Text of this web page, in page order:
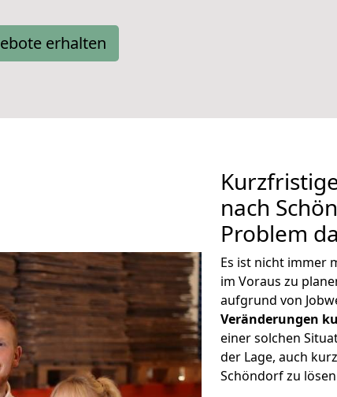
erhalten
nach
Problem
Es ist nicht immer
im Voraus zu
aufgrund von
Veränderungen
einer solchen
der Lage, auch
Schöndorf zu